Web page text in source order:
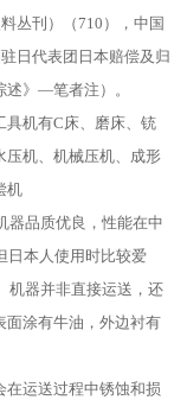
丛刊）（710），中国
日代表团日本赔偿及归
述》—笔者注）。
机有C床、磨床、铳
压机、机械压机、成形
机
品质优良，性能在中
日本人使用时比较爱
机器并非直接运送，还
面涂有牛油，外边衬有
运送过程中锈蚀和损